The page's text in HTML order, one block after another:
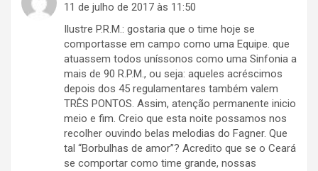
11 de julho de 2017 às 11:50
Ilustre P.R.M.: gostaria que o time hoje se
comportasse em campo como uma Equipe. que
atuassem todos uníssonos como uma Sinfonia a
mais de 90 R.P.M., ou seja: aqueles acréscimos
depois dos 45 regulamentares também valem
TRÊS PONTOS. Assim, atenção permanente inicio
meio e fim. Creio que esta noite possamos nos
recolher ouvindo belas melodias do Fagner. Que
tal “Borbulhas de amor”? Acredito que se o Ceará
se comportar como time grande, nossas